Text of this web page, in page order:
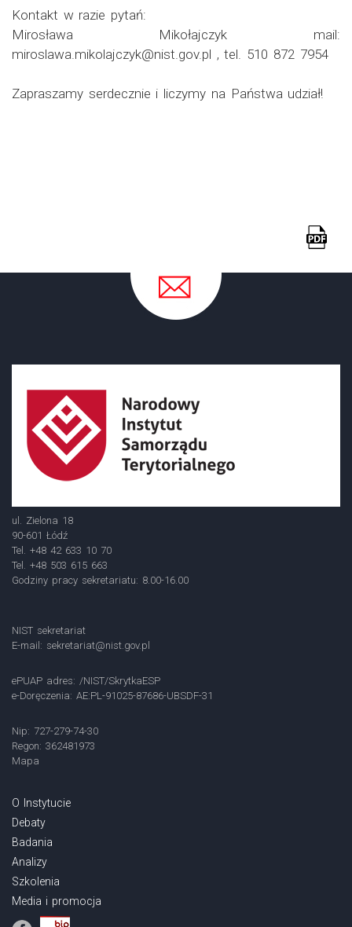
Kontakt w razie pytań:
Mirosława Mikołajczyk mail:
miroslawa.mikolajczyk@nist.gov.pl , tel. 510 872 7954
Zapraszamy serdecznie i liczymy na Państwa udział!
ul. Zielona 18
90-601 Łódź
Tel. +48 42 633 10 70
Tel. +48 503 615 663
Godziny pracy sekretariatu: 8.00-16.00
NIST sekretariat
E-mail: sekretariat@nist.gov.pl
ePUAP adres: /NIST/SkrytkaESP
e-Doręczenia: AE:PL-91025-87686-UBSDF-31
Nip: 727-279-74-30
Regon: 362481973
Mapa
O Instytucie
Debaty
Badania
Analizy
Szkolenia
Media i promocja